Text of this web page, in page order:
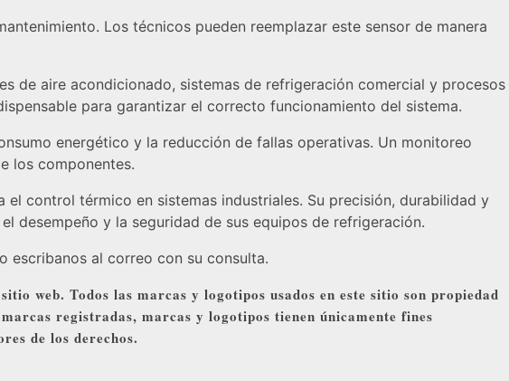
Los técnicos pueden reemplazar este sensor de manera
de aire acondicionado, sistemas de refrigeración comercial y procesos
para garantizar el correcto funcionamiento del sistema.
energético y la reducción de fallas operativas. Un monitoreo
los componentes.
control térmico en sistemas industriales. Su precisión, durabilidad y
desempeño y la seguridad de sus equipos de refrigeración.
escribanos al correo con su consulta.
web. Todos las marcas y logotipos usados en este sitio son propiedad
registradas, marcas y logotipos tienen únicamente fines
de los derechos.